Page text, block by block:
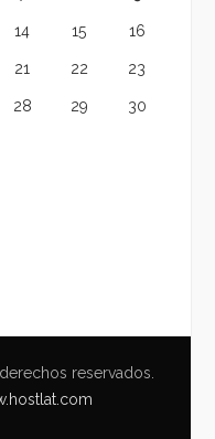
14 15 16
21 22 23
28 29 30
reservados.